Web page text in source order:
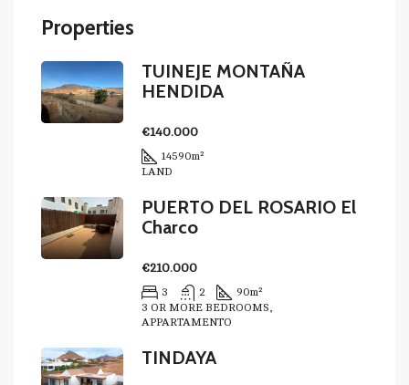
Properties
TUINEJE MONTAÑA
HENDIDA
€140.000
14590m²
LAND
PUERTO DEL ROSARIO El
Charco
€210.000
3 2 90m²
3 OR MORE BEDROOMS,
APPARTAMENTO
TINDAYA